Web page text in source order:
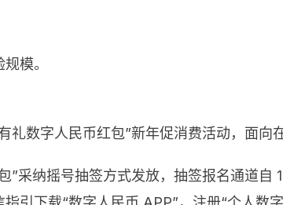
模。
礼数字人民币红包”新年促消费活动，面
”采纳摇号抽签方式发放，抽签报名通道